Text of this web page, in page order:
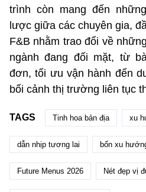
trình còn mang đến
lược giữa các chuyên gia,
F&B nhằm trao đổi về
ngành đang đối mặt, từ
đơn, tối ưu vận hành đến
bối cảnh thị trường liên tục
TAGS Tinh hoa bản địa xu
dẫn nhịp tương lai bốn xu
Future Menus 2026 Nét đẹp vị